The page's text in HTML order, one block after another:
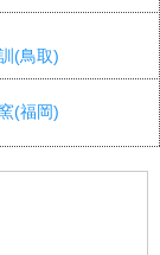
(鳥取)
(福岡)